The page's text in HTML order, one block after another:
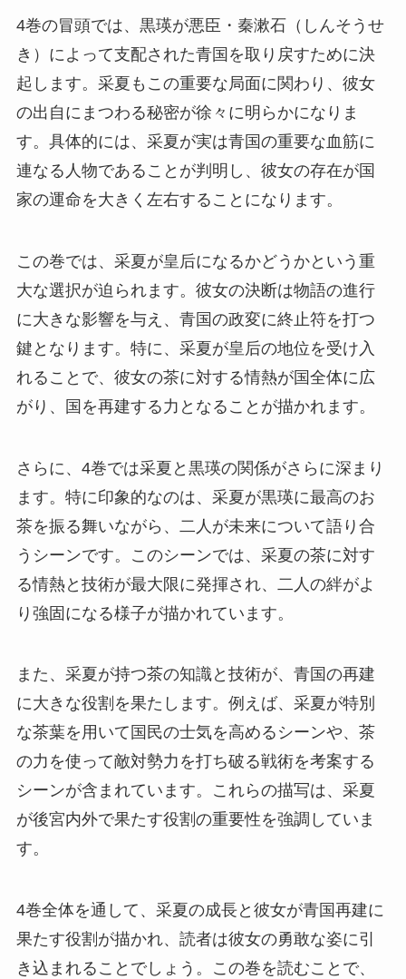
4巻の冒頭では、黒瑛が悪臣・秦漱石（しんそうせ
き）によって支配された青国を取り戻すために決
起します。采夏もこの重要な局面に関わり、彼女
の出自にまつわる秘密が徐々に明らかになりま
す。具体的には、采夏が実は青国の重要な血筋に
連なる人物であることが判明し、彼女の存在が国
家の運命を大きく左右することになります。
この巻では、采夏が皇后になるかどうかという重
大な選択が迫られます。彼女の決断は物語の進行
に大きな影響を与え、青国の政変に終止符を打つ
鍵となります。特に、采夏が皇后の地位を受け入
れることで、彼女の茶に対する情熱が国全体に広
がり、国を再建する力となることが描かれます。
さらに、4巻では采夏と黒瑛の関係がさらに深まり
ます。特に印象的なのは、采夏が黒瑛に最高のお
茶を振る舞いながら、二人が未来について語り合
うシーンです。このシーンでは、采夏の茶に対す
る情熱と技術が最大限に発揮され、二人の絆がよ
り強固になる様子が描かれています。
また、采夏が持つ茶の知識と技術が、青国の再建
に大きな役割を果たします。例えば、采夏が特別
な茶葉を用いて国民の士気を高めるシーンや、茶
の力を使って敵対勢力を打ち破る戦術を考案する
シーンが含まれています。これらの描写は、采夏
が後宮内外で果たす役割の重要性を強調していま
す。
4巻全体を通して、采夏の成長と彼女が青国再建に
果たす役割が描かれ、読者は彼女の勇敢な姿に引
き込まれることでしょう。この巻を読むことで、